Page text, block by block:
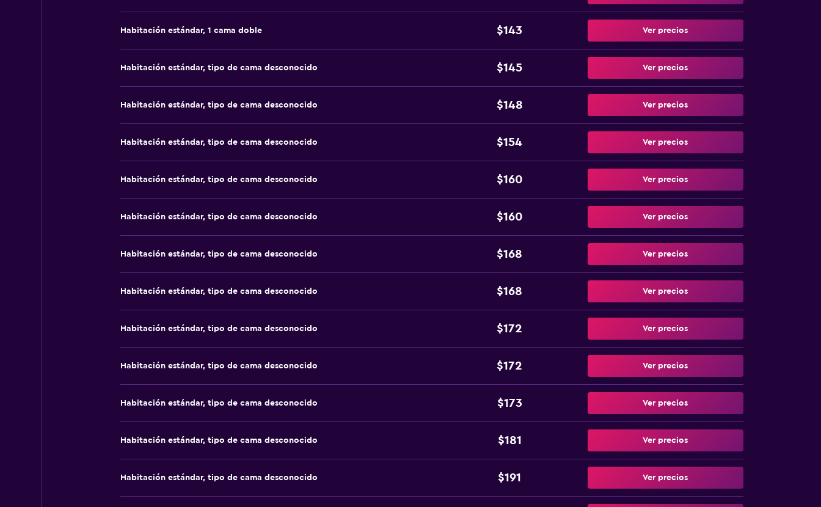
Habitación estándar, 1 cama doble $143 Ver precios
Habitación estándar, tipo de cama desconocido $145 Ver precios
Habitación estándar, tipo de cama desconocido $148 Ver precios
Habitación estándar, tipo de cama desconocido $154 Ver precios
Habitación estándar, tipo de cama desconocido $160 Ver precios
Habitación estándar, tipo de cama desconocido $160 Ver precios
Habitación estándar, tipo de cama desconocido $168 Ver precios
Habitación estándar, tipo de cama desconocido $168 Ver precios
Habitación estándar, tipo de cama desconocido $172 Ver precios
Habitación estándar, tipo de cama desconocido $172 Ver precios
Habitación estándar, tipo de cama desconocido $173 Ver precios
Habitación estándar, tipo de cama desconocido $181 Ver precios
Habitación estándar, tipo de cama desconocido $191 Ver precios